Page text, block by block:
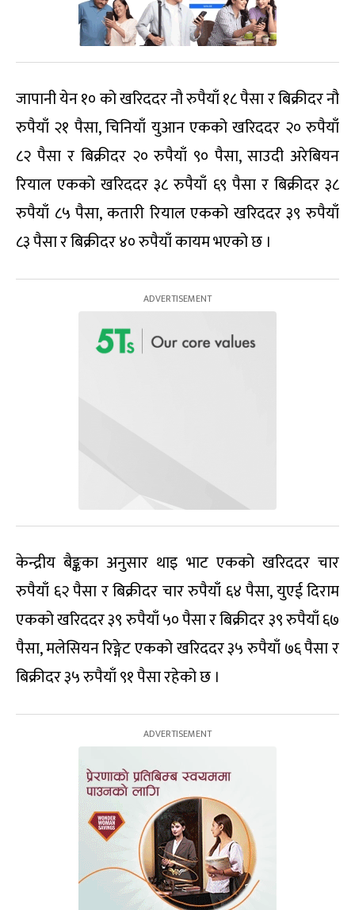
जापानी येन १० को खरिददर नौ रुपैयाँ १८ पैसा र बिक्रीदर नौ
रुपैयाँ २१ पैसा, चिनियाँ युआन एकको खरिददर २० रुपैयाँ
८२ पैसा र बिक्रीदर २० रुपैयाँ ९० पैसा, साउदी अरेबियन
रियाल एकको खरिददर ३८ रुपैयाँ ६९ पैसा र बिक्रीदर ३८
रुपैयाँ ८५ पैसा, कतारी रियाल एकको खरिददर ३९ रुपैयाँ
८३ पैसा र बिक्रीदर ४० रुपैयाँ कायम भएको छ ।
केन्द्रीय बैङ्कका अनुसार थाइ भाट एकको खरिददर चार
रुपैयाँ ६२ पैसा र बिक्रीदर चार रुपैयाँ ६४ पैसा, युएई दिराम
एकको खरिददर ३९ रुपैयाँ ५० पैसा र बिक्रीदर ३९ रुपैयाँ ६७
पैसा, मलेसियन रिङ्गेट एकको खरिददर ३५ रुपैयाँ ७६ पैसा र
बिक्रीदर ३५ रुपैयाँ ९१ पैसा रहेको छ ।